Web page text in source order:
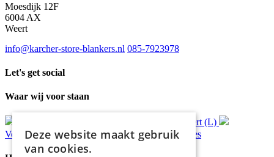
Moesdijk 12F
6004 AX
Weert
info@karcher-store-blankers.nl 085-7923978
Let's get social
Waar wij voor staan
Ophalen in Echt of Weert (L)
Verzondenbinnen 48 uur* Persoonlijk advies
Deze website maakt gebruik
van cookies.